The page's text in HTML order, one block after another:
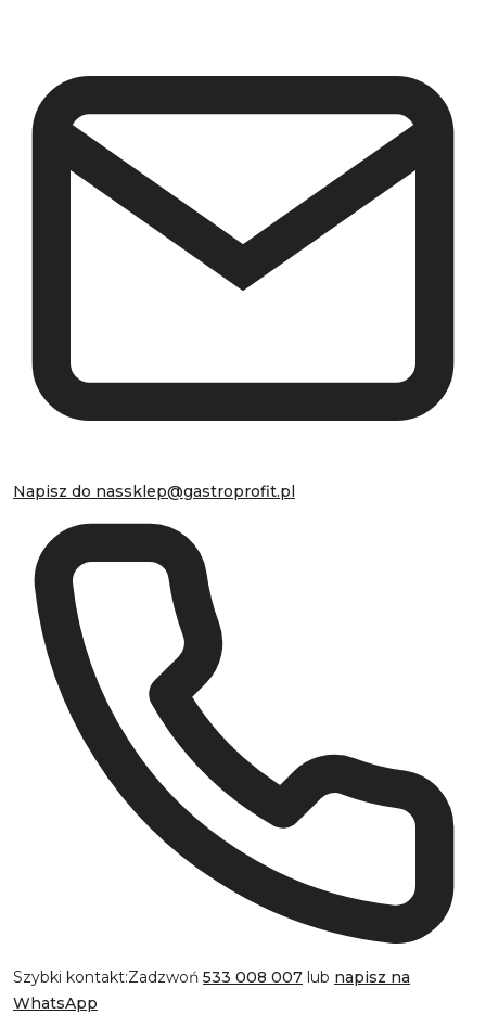
Napisz do nassklep@gastroprofit.pl
Szybki kontakt:Zadzwoń 533 008 007 lub napisz na
WhatsApp